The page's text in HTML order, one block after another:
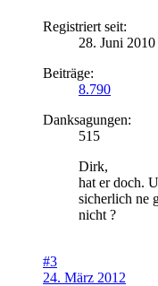
Registriert seit:
28. Juni 2010
Beiträge:
8.790
Danksagungen:
515
Dirk,
hat er doch.
sicherlich ne
nicht ?
#3
24. März 2012